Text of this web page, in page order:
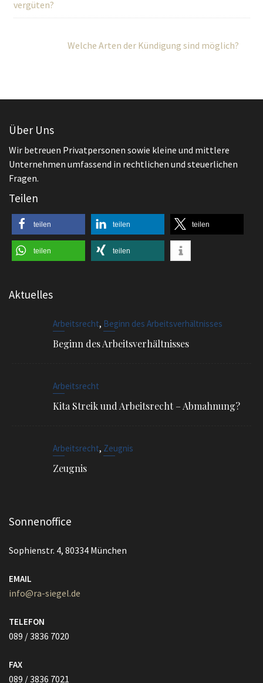
vergüten?
Welche Arten der Kündigung sind möglich?
Über Uns
Wir betreuen Privatpersonen sowie kleine und mittlere
Unternehmen umfassend in rechtlichen und steuerlichen
Fragen.
Teilen
teilen teilen teilen
teilen teilen
Aktuelles
Arbeitsrecht, Beginn des Arbeitsverhältnisses
Beginn des Arbeitsverhältnisses
Arbeitsrecht
Kita Streik und Arbeitsrecht – Abmahnung?
Arbeitsrecht, Zeugnis
Zeugnis
Sonnenoffice
Sophienstr. 4, 80334 München
EMAIL
info@ra-siegel.de
TELEFON
089 / 3836 7020
FAX
089 / 3836 7021